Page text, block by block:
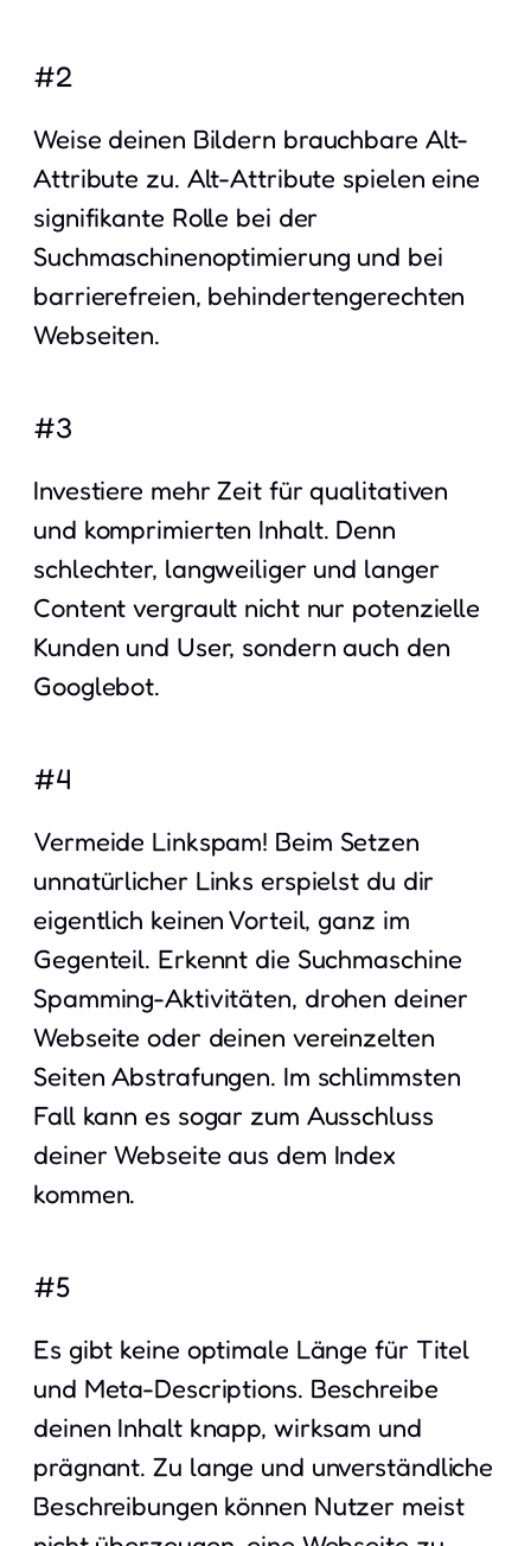
#2
Weise deinen Bildern brauchbare Alt-
Attribute zu. Alt-Attribute spielen eine
signifikante Rolle bei der
Suchmaschinenoptimierung und bei
barrierefreien, behindertengerechten
Webseiten.
#3
Investiere mehr Zeit für qualitativen
und komprimierten Inhalt. Denn
schlechter, langweiliger und langer
Content vergrault nicht nur potenzielle
Kunden und User, sondern auch den
Googlebot.
#4
Vermeide Linkspam! Beim Setzen
unnatürlicher Links erspielst du dir
eigentlich keinen Vorteil, ganz im
Gegenteil. Erkennt die Suchmaschine
Spamming-Aktivitäten, drohen deiner
Webseite oder deinen vereinzelten
Seiten Abstrafungen. Im schlimmsten
Fall kann es sogar zum Ausschluss
deiner Webseite aus dem Index
kommen.
#5
Es gibt keine optimale Länge für Titel
und Meta-Descriptions. Beschreibe
deinen Inhalt knapp, wirksam und
prägnant. Zu lange und unverständliche
Beschreibungen können Nutzer meist